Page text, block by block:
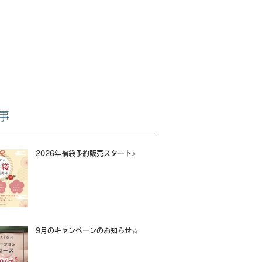
2026年福袋予約販売スタート♪
9月のキャンペーンのお知らせ☆